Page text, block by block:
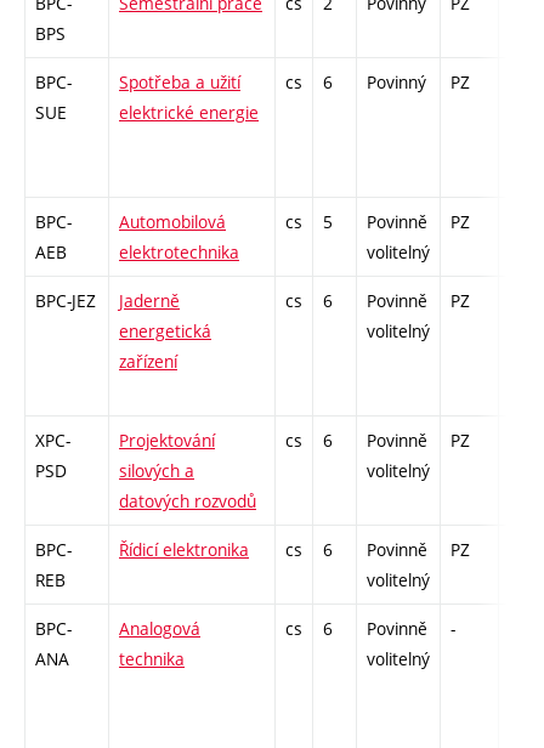
BPS
BPC-
SUE
Spotřeba a užití
elektrické energie
cs 6 Povinný PZ
BPC-
AEB
Automobilová
elektrotechnika
cs 5
Povinně
volitelný
PZ
BPC-JEZ
Jaderně
energetická
zařízení
cs 6
Povinně
volitelný
PZ
XPC-
PSD
Projektování
silových a
datových rozvodů
cs 6
Povinně
volitelný
PZ
BPC-
REB
Řídicí elektronika cs 6
Povinně
volitelný
PZ
BPC-
ANA
Analogová
technika
cs 6
Povinně
volitelný
-